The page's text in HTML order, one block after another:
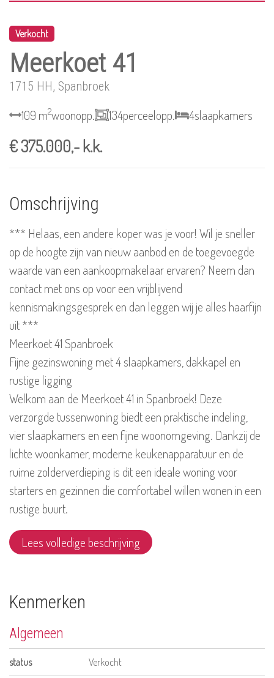
Verkocht
Meerkoet 41
1715 HH, Spanbroek
109 m2woonopp. 134perceelopp. 4slaapkamers
€ 375.000,- k.k.
Omschrijving
*** Helaas, een andere koper was je voor! Wil je sneller
op de hoogte zijn van nieuw aanbod en de toegevoegde
waarde van een aankoopmakelaar ervaren? Neem dan
contact met ons op voor een vrijblijvend
kennismakingsgesprek en dan leggen wij je alles haarfijn
uit ***
Meerkoet 41 Spanbroek
Fijne gezinswoning met 4 slaapkamers, dakkapel en
rustige ligging
Welkom aan de Meerkoet 41 in Spanbroek! Deze
verzorgde tussenwoning biedt een praktische indeling,
vier slaapkamers en een fijne woonomgeving. Dankzij de
lichte woonkamer, moderne keukenapparatuur en de
ruime zolderverdieping is dit een ideale woning voor
starters en gezinnen die comfortabel willen wonen in een
rustige buurt.
Lees volledige beschrijving
Kenmerken
Algemeen
status Verkocht